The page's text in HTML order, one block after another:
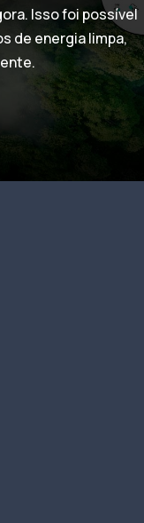
Isso foi possível
de energia limpa,